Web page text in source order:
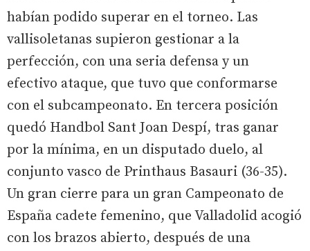
habían podido superar en el torneo. Las
vallisoletanas supieron gestionar a la
perfección, con una seria defensa y un
efectivo ataque, que tuvo que conformarse
con el subcampeonato. En tercera posición
quedó Handbol Sant Joan Despí, tras ganar
por la mínima, en un disputado duelo, al
conjunto vasco de Printhaus Basauri (36-35).
Un gran cierre para un gran Campeonato de
España cadete femenino, que Valladolid acogió
con los brazos abierto, después de una